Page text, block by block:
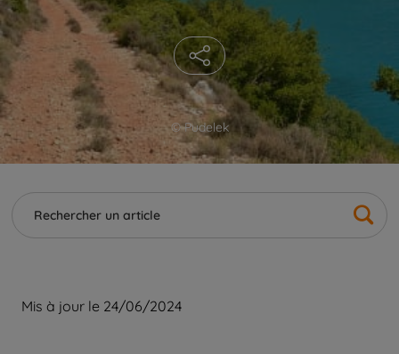
© Pudelek
Mis à jour le 24/06/2024